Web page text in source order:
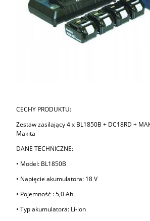
CECHY PRODUKTU:
Zestaw zasilający 4 x BL1850B + DC18RD +
Makita
DANE TECHNICZNE:
• Model: BL1850B
• Napięcie akumulatora: 18 V
• Pojemność : 5,0 Ah
• Typ akumulatora: Li-ion